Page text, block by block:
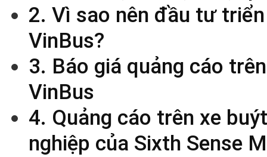
2. Vì sao nên đầu tư
VinBus?
3. Báo giá quảng cáo
VinBus
4. Quảng cáo trên xe
nghiệp của Sixth Sense